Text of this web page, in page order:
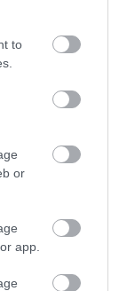
to
or
app.
να κρύβει